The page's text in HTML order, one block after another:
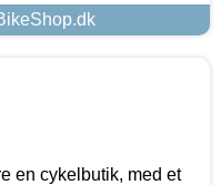
en cykelbutik, med et